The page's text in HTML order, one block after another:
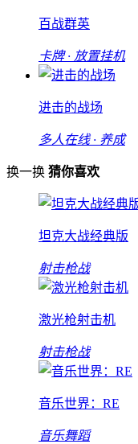
百战群英
卡牌 · 放置挂机
进击的战场
多人在线 · 养成
换一换 猜你喜欢
坦克大战经典版
射击枪战
激光枪射击机
射击枪战
音乐世界：RE
音乐舞蹈